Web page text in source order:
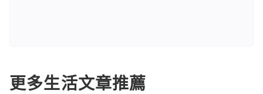
更多生活文章推薦